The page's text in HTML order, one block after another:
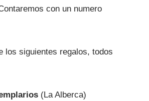
con un numero
los siguientes regalos, todos
(La Alberca)